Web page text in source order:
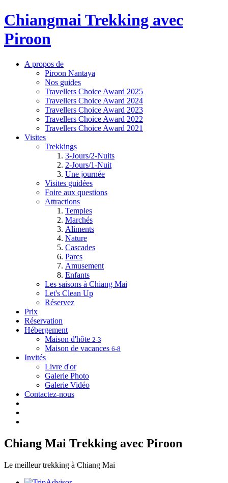
Chiangmai Trekking avec
Piroon
A propos de
Piroon Nantaya
Nos guides
Travellers Choice Award 2025
Travellers Choice Award 2024
Travellers Choice Award 2023
Travellers Choice Award 2022
Travellers Choice Award 2021
Visites
Trekkings
3-Jours/2-Nuits
2-Jours/1-Nuit
Une journée
Visites guidées
Foire aux questions
Attractions
Temples
Marchés
Aliments
Nature
Cascades
Parcs
Amusement
Enfants
Les saisons à Chiang Mai
Let's Clean Up
Réservez
Prix
Réservation
Hébergement
Maison d'hôte 2-3
Maison de vacances 6-8
Invités
Livre d'or
Galerie Photo
Galerie Vidéo
Contactez-nous
Chiang Mai Trekking avec Piroon
Le meilleur trekking à Chiang Mai